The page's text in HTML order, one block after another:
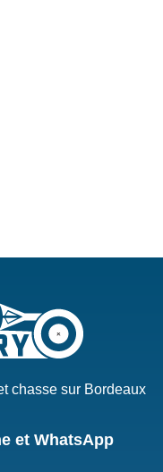
chasse sur Bordeaux
et WhatsApp